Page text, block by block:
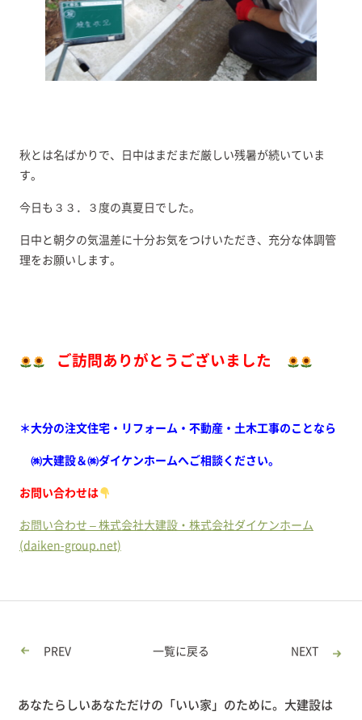
秋とは名ばかりで、日中はまだまだ厳しい残暑が続いていま
す。
今日も３３．３度の真夏日でした。
日中と朝夕の気温差に十分お気をつけいただき、充分な体調管
理をお願いします。
ご訪問ありがとうございました
＊大分の注文住宅・リフォーム・不動産・土木工事のことなら
㈱大建設＆㈱ダイケンホームへご相談ください。
お問い合わせは
お問い合わせ – 株式会社大建設・株式会社ダイケンホーム
(daiken-group.net)
PREV 一覧に戻る NEXT
あなたらしいあなただけの「いい家」のために。大建設は